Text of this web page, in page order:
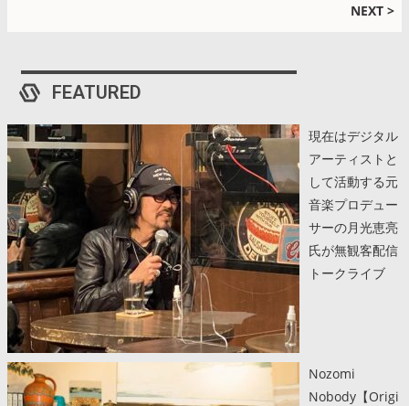
NEXT >
FEATURED
現在はデジタル
アーティストと
して活動する元
音楽プロデュー
サーの月光恵亮
氏が無観客配信
トークライブ
Nozomi
Nobody【Origi